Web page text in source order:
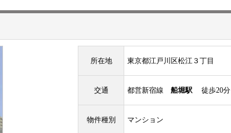
所在地 東京都江戸川区松江３丁目
交通 都営新宿線 船堀駅 徒歩20分
物件種別 マンション